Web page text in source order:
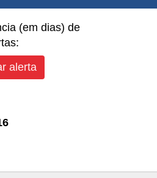
(em dias) de
alerta